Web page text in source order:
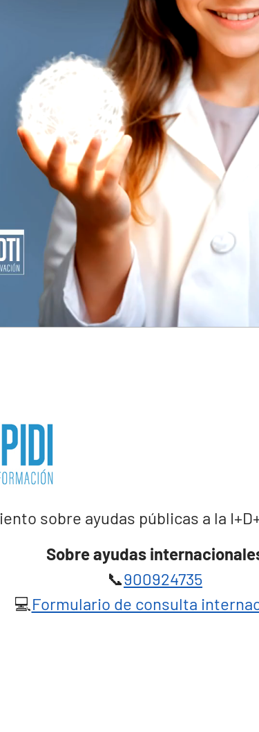
sobre ayudas públicas a la
Sobre ayudas
📞900924735
💻 Formulario de consulta